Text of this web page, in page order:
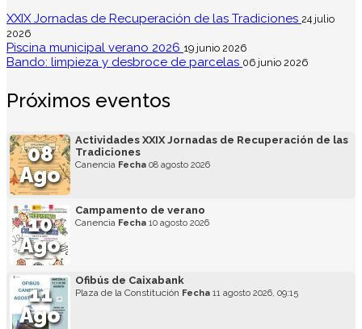
XXIX Jornadas de Recuperación de las Tradiciones 24 julio
2026
Piscina municipal verano 2026 19 junio 2026
Bando: limpieza y desbroce de parcelas 06 junio 2026
Próximos eventos
08
Ago
Actividades XXIX Jornadas de Recuperación de las
Tradiciones
Canencia Fecha 08 agosto 2026
10
Ago
Campamento de verano
Canencia Fecha 10 agosto 2026
11
Ago
Ofibús de Caixabank
Plaza de la Constitución Fecha 11 agosto 2026, 09:15